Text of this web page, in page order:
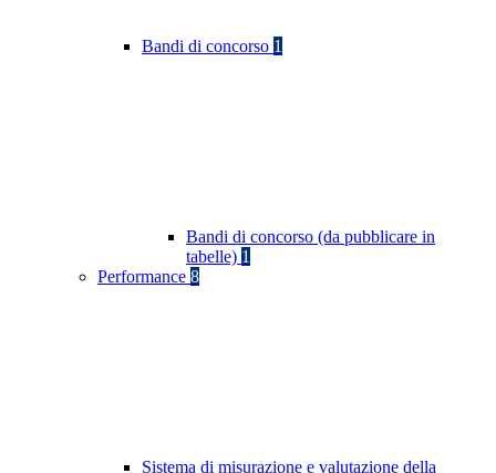
Bandi di concorso 1
Bandi di concorso (da pubblicare in
tabelle) 1
Performance 8
Sistema di misurazione e valutazione della